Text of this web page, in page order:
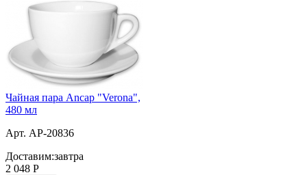
Чайная пара Ancap "Verona",
480 мл
Арт. AP-20836
Доставим:завтра
2 048 Р